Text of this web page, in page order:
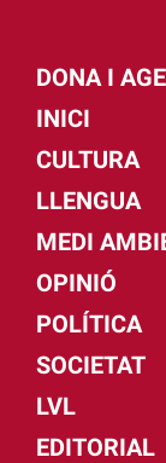
DONA I
INICI
CULTURA
LLENGUA
MEDI
OPINIÓ
POLÍTICA
SOCIETAT
LVL
EDITORIAL